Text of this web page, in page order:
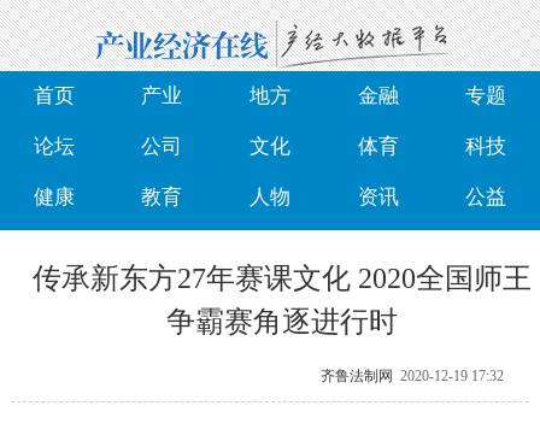
首页 产业 地方 金融 专题
论坛 公司 文化 体育 科技
健康 教育 人物 资讯 公益
传承新东方27年赛课文化 2020全国师王
争霸赛角逐进行时
齐鲁法制网 2020-12-19 17:32